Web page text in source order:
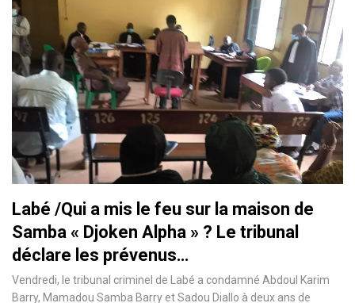
Labé /Qui a mis le feu sur la maison de
Samba « Djoken Alpha » ? Le tribunal
déclare les prévenus…
Vendredi, le tribunal criminel de Labé a condamné Abdoul Karim
Barry, Mamadou Samba Barry et Sadou Diallo à deux ans de